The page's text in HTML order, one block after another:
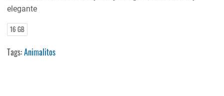
elegante
16 GB
Tags:Animalitos